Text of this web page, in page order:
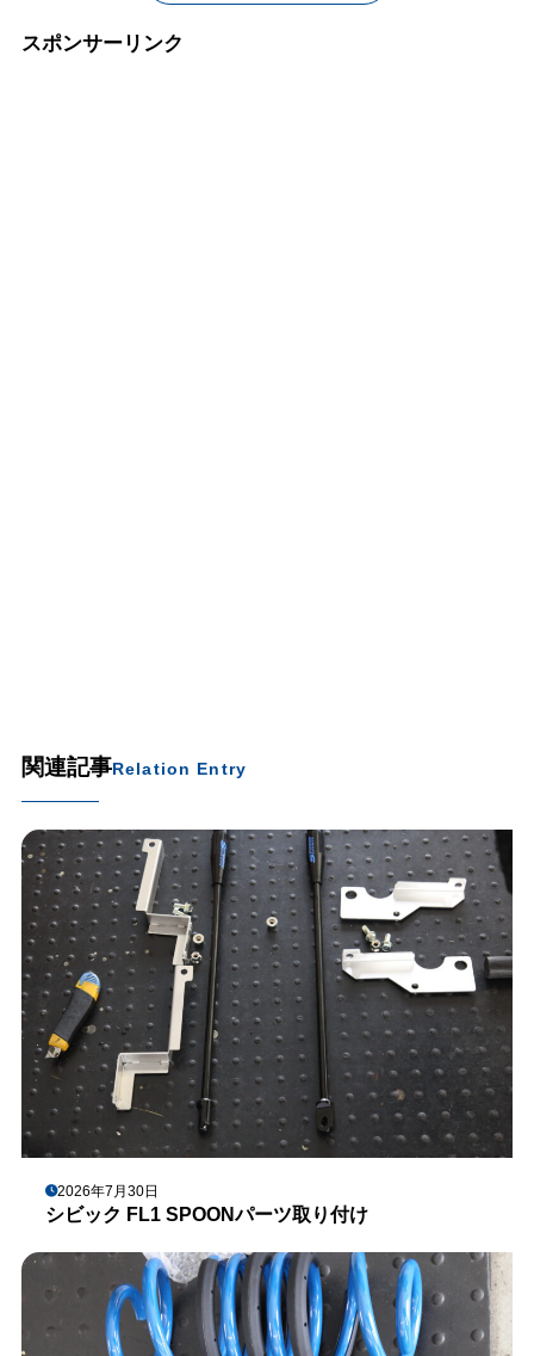
スポンサーリンク
関連記事Relation Entry
2026年7月30日
シビック FL1 SPOONパーツ取り付け